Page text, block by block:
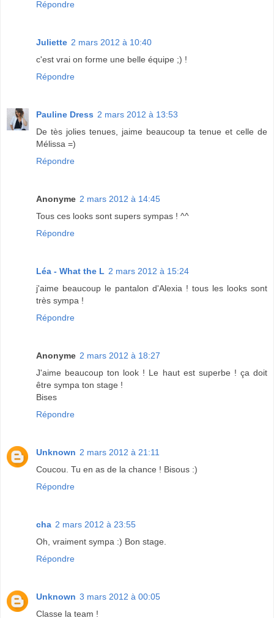
Répondre
Juliette 2 mars 2012 à 10:40
c'est vrai on forme une belle équipe ;) !
Répondre
Pauline Dress 2 mars 2012 à 13:53
De tès jolies tenues, jaime beaucoup ta tenue et celle de
Mélissa =)
Répondre
Anonyme 2 mars 2012 à 14:45
Tous ces looks sont supers sympas ! ^^
Répondre
Léa - What the L 2 mars 2012 à 15:24
j'aime beaucoup le pantalon d'Alexia ! tous les looks sont
très sympa !
Répondre
Anonyme 2 mars 2012 à 18:27
J'aime beaucoup ton look ! Le haut est superbe ! ça doit
être sympa ton stage !
Bises
Répondre
Unknown 2 mars 2012 à 21:11
Coucou. Tu en as de la chance ! Bisous :)
Répondre
cha 2 mars 2012 à 23:55
Oh, vraiment sympa :) Bon stage.
Répondre
Unknown 3 mars 2012 à 00:05
Classe la team !